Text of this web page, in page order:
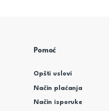
Pomoć
Opšti uslovi
Način plaćanja
Način isporuke